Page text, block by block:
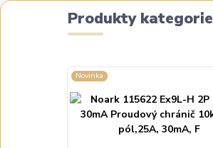
Produkty kategorie
Novinka